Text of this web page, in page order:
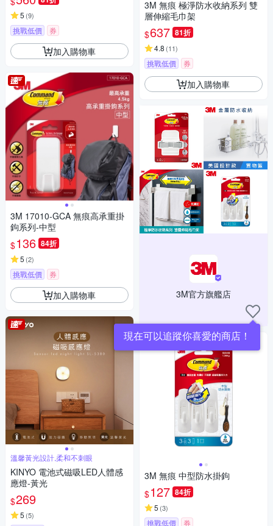
5 (9)
挑戰低價 券
加入購物車
3M 17010-GCA 無痕高承重掛
鉤系列-中型
$136 84折
5 (2)
挑戰低價 券
加入購物車
溫馨黃光設計,柔和不刺眼
KINYO 電池式磁吸LED人體感
應燈-黃光
$269
5 (5)
3M 無痕 極淨防水收納系列 雙
層伸縮毛巾架
$637 81折
4.8 (11)
挑戰低價 券
加入購物車
3M官方旗艦店
現在可以追蹤你喜愛的商店！
3M 無痕 中型防水掛鉤
$127 84折
5 (3)
挑戰低價 券